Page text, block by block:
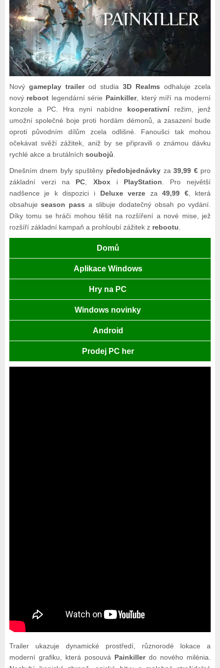
Nový gameplay trailerod studia3D Realms odhaluje zcela
nový reboot legendární série Painkiller, který míří na moderní
konzole a PC. Hra nyní nabídne kooperativnírežim, jenž
umožní společné boje proti hordám démonů, a zasazení bude
oproti původním dílům zcela odlišné. Fanoušci tak mohou
očekávat svěží zážitek, aniž by se připravili o známou dávku
rychlé akce a brutálních soubojů
Dnešním dnem byly spuštěny předobjednávky za39,99 €pro
základní verzi na PC Xboxi PlayStation . Pro největší
nadšence je k dispozici i Deluxe verze za49,99 €, která
obsahujeseason pass a slibuje dodatečný obsah po vydání.
Díky tomu se hráči mohou těšit na rozšíření a nové mise, jež
rozšíří základní kampaň a prohloubí zážitek z rebootu
Domů
Aplikace Windows
Hry na PC
Windows novinky
Android
Prodej PC her
Trailer ukazuje dynamické prostředí, různorodé lokace a
moderní grafiku, která posouvá Painkillerdo nového milénia.